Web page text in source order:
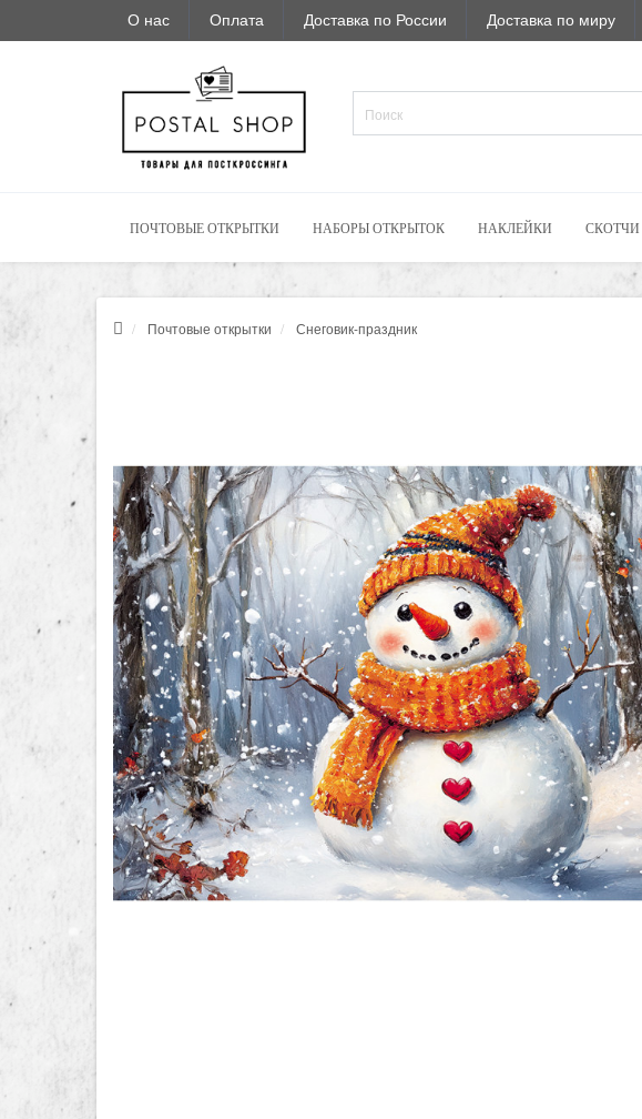
О нас Оплата Доставка по России Доставка по миру
ПОЧТОВЫЕ ОТКРЫТКИ НАБОРЫ ОТКРЫТОК НАКЛЕЙКИ СКОТЧИ
Почтовые открытки Снеговик-праздник